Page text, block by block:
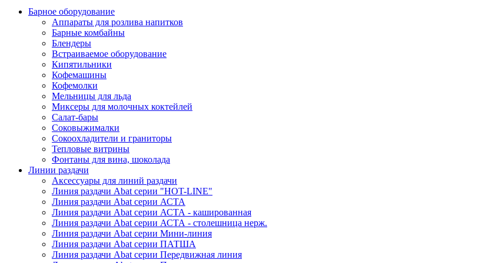
Барное оборудование
Аппараты для розлива напитков
Барные комбайны
Блендеры
Встраиваемое оборудование
Кипятильники
Кофемашины
Кофемолки
Мельницы для льда
Миксеры для молочных коктейлей
Салат-бары
Соковыжималки
Сокоохладители и граниторы
Тепловые витрины
Фонтаны для вина, шоколада
Линии раздачи
Аксессуары для линий раздачи
Линия раздачи Abat серии "HOT-LINE"
Линия раздачи Abat серии АСТА
Линия раздачи Abat серии АСТА - кашированная
Линия раздачи Abat серии АСТА - столешница нерж.
Линия раздачи Abat серии Мини-линия
Линия раздачи Abat серии ПАТША
Линия раздачи Abat серии Передвижная линия